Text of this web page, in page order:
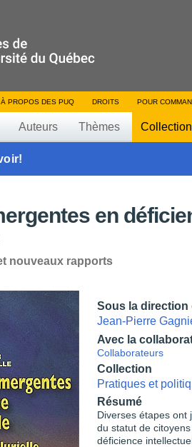
À PROPOS DES PUQ DROITS POUR
Auteurs Thèmes
en
nouveaux rapports
Sous la direction
Jean-Pierre
Avec la
Collaborateurs
Collection
Pratiques et
Résumé
Diverses étapes ont
du statut de
déficience